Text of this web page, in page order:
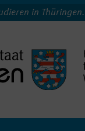
// Masterin Thüringen.